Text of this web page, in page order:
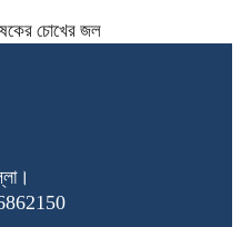
চোখের জল